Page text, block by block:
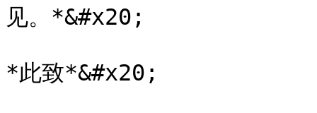
见。*&#x20;
*此致*&#x20;